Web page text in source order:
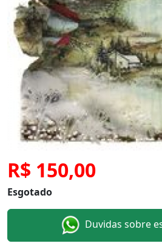
R$ 150,00
Esgotado
Duvidas sobre